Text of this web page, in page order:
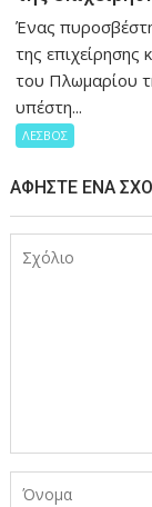
Ένας
της
του Πλωμαρίου
υπέστη...
ΛΕΣΒΟΣ
ΑΦΉΣΤΕ ΈΝΑ